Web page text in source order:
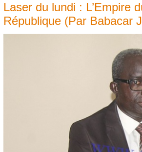
Laser du lundi : L’Empire
République (Par Babacar